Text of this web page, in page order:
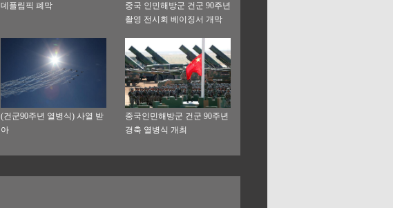
데플림픽 폐막
중국 인민해방군 건군 90주년
촬영 전시회 베이징서 개막
(건군90주년 열병식) 사열 받
아
중국인민해방군 건군 90주년
경축 열병식 개최